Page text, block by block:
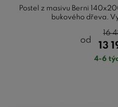
Postel z masivu Berni
bukového dřeva.
od
13
16
4-6